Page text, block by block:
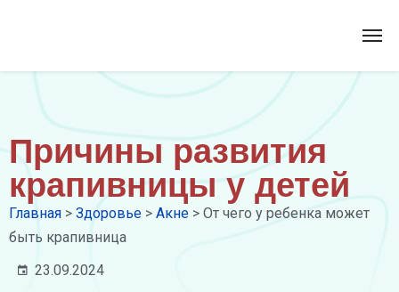
Причины развития
крапивницы у детей
Главная > Здоровье > Акне > От чего у ребенка может
быть крапивница
23.09.2024